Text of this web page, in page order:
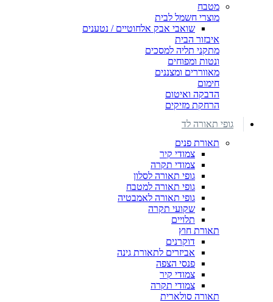
מטבח
מוצרי חשמל לבית
שואבי אבק אלחוטיים / נטענים
איבזור הבית
מתקני תליה למסכים
ונטות ומפוחים
מאווררים ומצננים
חימום
הדבקה ואיטום
הרחקת מזיקים
גופי תאורה לד
תאורת פנים
צמודי קיר
צמודי תקרה
גופי תאורה לסלון
גופי תאורה למטבח
גופי תאורה לאמבטיה
שקועי תקרה
תלויים
תאורת חוץ
דוקרנים
אביזרים לתאורת גינה
פנסי הצפה
צמודי קיר
צמודי תקרה
תאורה סולארית